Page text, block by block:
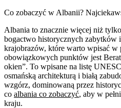
Co zobaczyć w Albanii?
Albania to znacznie więcej niż
bogactwo historycznych zabytków
krajobrazów, które warto wpisać w
obowiązkowych punktów jest
okien”. To wpisane na listę
osmańską architekturą i białą
wzgórz, dominowaną przez
co albania co zobaczyć, aby w
kraju.